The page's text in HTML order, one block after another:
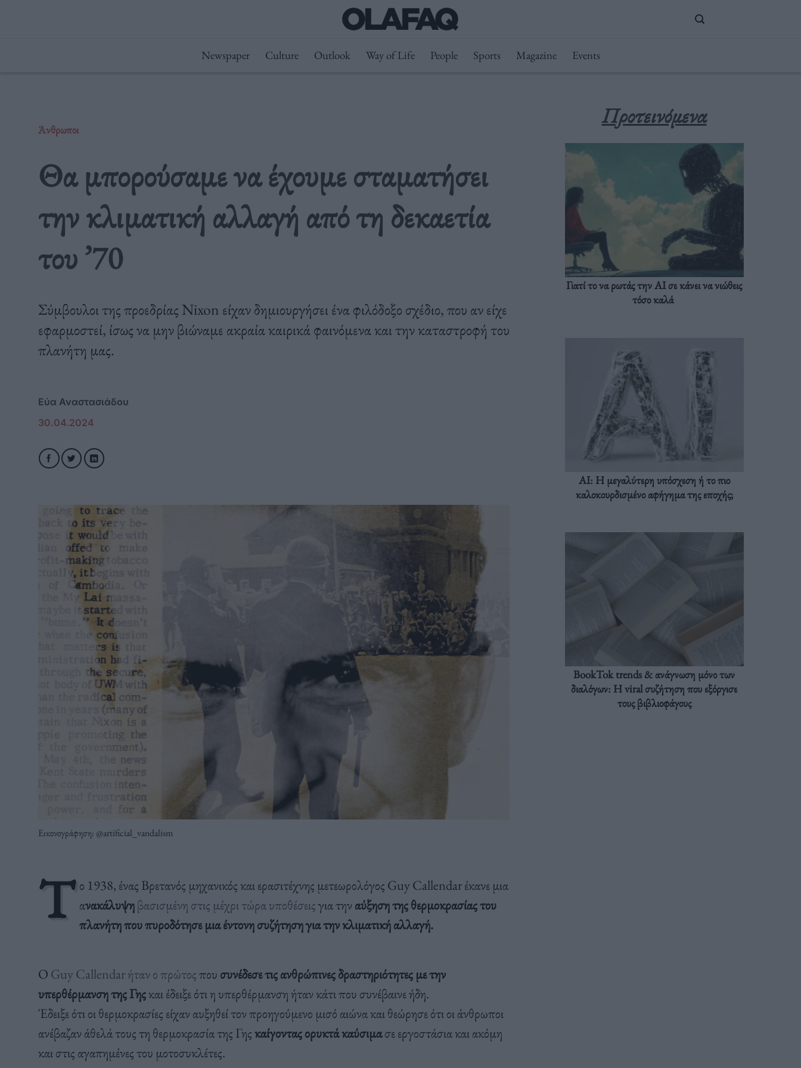
Newspaper Culture Outlook Way of Life People Sports Magazine Events
Άνθρωποι
Θα μπορούσαμε να έχουμε σταματήσει
την κλιματική αλλαγή από τη δεκαετία
του ’70
Σύμβουλοι της προεδρίας Nixon είχαν δημιουργήσει ένα φιλόδοξο σχέδιο, που αν είχε
εφαρμοστεί, ίσως να μην βιώναμε ακραία καιρικά φαινόμενα και την καταστροφή του
πλανήτη μας.
Εύα Αναστασιάδου
30.04.2024
Εικονογράφηση: @artificial_vandalism
Τ ο 1938, ένας Βρετανός μηχανικός και ερασιτέχνης μετεωρολόγος Guy Callendar έκανε μια
ανακάλυψηβασισμένη στις μέχρι τώρα υποθέσειςγια την αύξηση της θερμοκρασίας του
πλανήτη που πυροδότησε μια έντονη συζήτηση για την κλιματική αλλαγή.
Ο Guy Callendar ήταν ο πρώτοςπου συνέδεσε τις ανθρώπινες δραστηριότητες με την
υπερθέρμανση της Γηςκαι έδειξε ότι η υπερθέρμανση ήταν κάτι που συνέβαινε ήδη.
Έδειξε ότι οι θερμοκρασίες είχαν αυξηθεί τον προηγούμενο μισό αιώνα και θεώρησε ότι οι άνθρωποι
ανέβαζαν άθελά τους τη θερμοκρασία της Γηςκαίγοντας ορυκτά καύσιμασε εργοστάσια και ακόμη
και στις αγαπημένες του μοτοσυκλέτες.
Προτεινόμενα
Γιατί το να ρωτάς την AI σε κάνει να νιώθεις
τόσο καλά
AI: Η μεγαλύτερη υπόσχεση ή το πιο
καλοκουρδισμένο αφήγημα της εποχής;
BookTok trends & ανάγνωση μόνο των
διαλόγων: Η viral συζήτηση που εξόργισε
τους βιβλιοφάγους